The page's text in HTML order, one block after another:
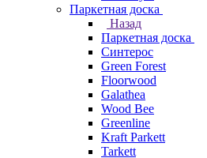
Паркетная доска
Назад
Паркетная доска
Синтерос
Green Forest
Floorwood
Galathea
Wood Bee
Greenline
Kraft Parkett
Tarkett